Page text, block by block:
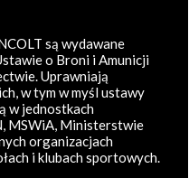
są wydawane
o Broni i Amunicji
Uprawniają
w tym w myśl ustawy
w jednostkach
MSWiA, Ministerstwie
organizacjach
i klubach sportowych.